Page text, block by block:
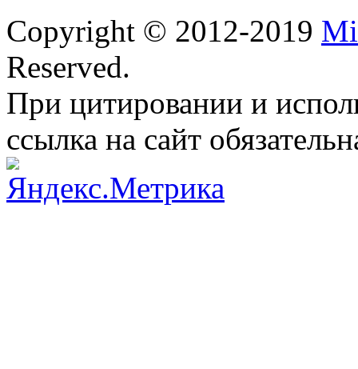
Copyright © 2012-2019
Reserved.
При цитировании и
ссылка на сайт